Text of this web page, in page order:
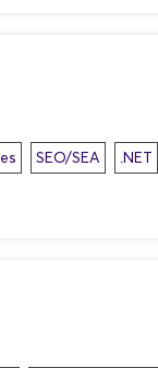
SEO/SEA
.NET